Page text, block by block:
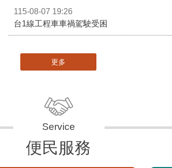
115-08-07 19:26
台1線工程車車禍駕駛受困
更多
便民服務